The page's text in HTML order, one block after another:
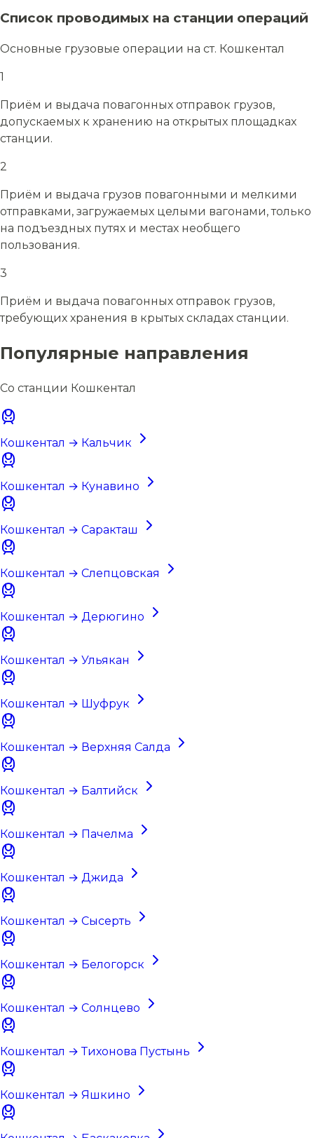
Список проводимых на станции операций
Основные грузовые операции на ст. Кошкентал
1
Приём и выдача повагонных отправок грузов,
допускаемых к хранению на открытых площадках
станции.
2
Приём и выдача грузов повагонными и мелкими
отправками, загружаемых целыми вагонами, только
на подъездных путях и местах необщего
пользования.
3
Приём и выдача повагонных отправок грузов,
требующих хранения в крытых складах станции.
Популярные направления
Со станции Кошкентал
Кошкентал → Кальчик
Кошкентал → Кунавино
Кошкентал → Саракташ
Кошкентал → Слепцовская
Кошкентал → Дерюгино
Кошкентал → Ульякан
Кошкентал → Шуфрук
Кошкентал → Верхняя Салда
Кошкентал → Балтийск
Кошкентал → Пачелма
Кошкентал → Джида
Кошкентал → Сысерть
Кошкентал → Белогорск
Кошкентал → Солнцево
Кошкентал → Тихонова Пустынь
Кошкентал → Яшкино